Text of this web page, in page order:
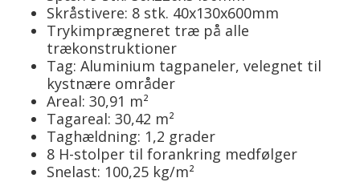
Skråstivere: 8 stk. 40x130x600mm
Trykimprægneret træ på alle
trækonstruktioner
Tag: Aluminium tagpaneler, velegnet til
kystnære områder
Areal: 30,91 m²
Tagareal: 30,42 m²
Taghældning: 1,2 grader
8 H-stolper til forankring medfølger
Snelast: 100,25 kg/m²